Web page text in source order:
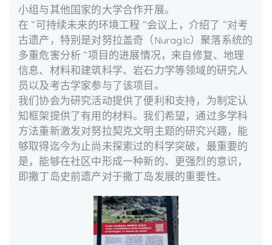
小组与其他国家的大学合作开展。
在 “可持续未来的环境工程 “会议上，介绍了 “对考
古遗产，特别是对努拉盖奇（Nuragic）聚落系统的
多重危害分析 “项目的进展情况，来自修复、地理
信息、材料和建筑科学、岩石力学等领域的研究人
员以及考古学家参与了该项目。
我们协会为研究活动提供了便利和支持，为制定认
知框架提供了有用的材料。我们希望，通过多学科
方法重新激发对努拉契克文明主题的研究兴趣，能
够取得迄今为止尚未探索过的科学突破，最重要的
是，能够在社区中形成一种新的、更强烈的意识，
即撒丁岛史前遗产对于撒丁岛发展的重要性。